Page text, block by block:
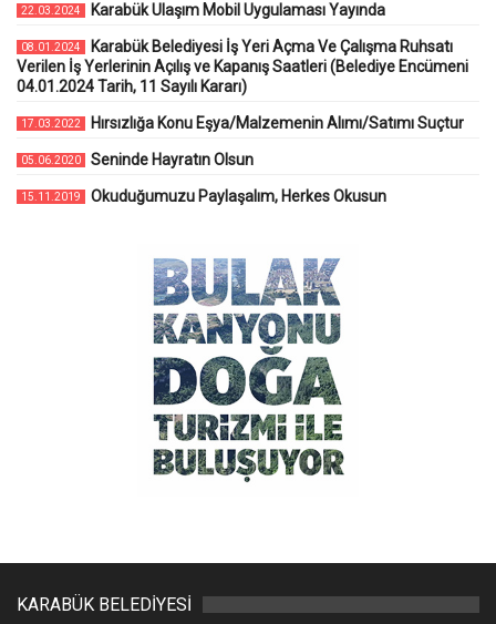
22.03.2024 Karabük Ulaşım Mobil Uygulaması Yayında
08.01.2024
Karabük Belediyesi İş Yeri Açma Ve Çalışma Ruhsatı
Verilen İş Yerlerinin Açılış ve Kapanış Saatleri (Belediye Encümeni
04.01.2024 Tarih, 11 Sayılı Kararı)
17.03.2022 Hırsızlığa Konu Eşya/Malzemenin Alımı/Satımı Suçtur
05.06.2020 Seninde Hayratın Olsun
15.11.2019 Okuduğumuzu Paylaşalım, Herkes Okusun
KARABÜK BELEDİYESİ